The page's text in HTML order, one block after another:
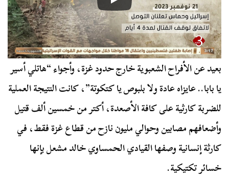
بعيد عن الأفراح الشعبوية خارج حدود غزة، وأجواء “هاتلي أسير
يا بابا.. عايزاه عادة ولا بلبوص يا كتكوتة”، كانت النتيجة العملية
للضربة كارثية على كافة الأصعدة، أكتر من خمسين ألف قتيل
وأضعافهم مصابين وحوالي مليون نازح من قطاع غزة فقط، في
كارثة إنسانية وصفها القيادي الحمساوي خالد مشعل بإنها
خسائر تكتيكية.